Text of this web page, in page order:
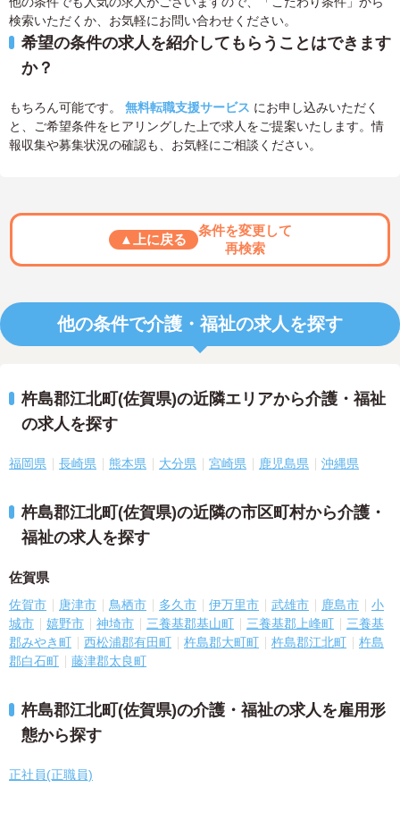
検索いただくか、お気軽にお問い合わせください。
希望の条件の求人を紹介してもらうことはできます
か？
もちろん可能です。 無料転職支援サービス にお申し込みいただく
と、ご希望条件をヒアリングした上で求人をご提案いたします。情
報収集や募集状況の確認も、お気軽にご相談ください。
▲上に戻る
条件を変更して
再検索
他の条件で介護・福祉の求人を探す
杵島郡江北町(佐賀県)の近隣エリアから介護・福祉
の求人を探す
福岡県 長崎県 熊本県 大分県 宮崎県 鹿児島県 沖縄県
杵島郡江北町(佐賀県)の近隣の市区町村から介護・
福祉の求人を探す
佐賀県
佐賀市 唐津市 鳥栖市 多久市 伊万里市 武雄市 鹿島市
小
城市
嬉野市 神埼市 三養基郡基山町 三養基郡上峰町
三養基
郡みやき町
西松浦郡有田町 杵島郡大町町 杵島郡江北町
杵島
郡白石町
藤津郡太良町
杵島郡江北町(佐賀県)の介護・福祉の求人を雇用形
態から探す
正社員(正職員)